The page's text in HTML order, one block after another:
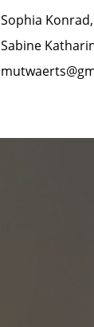
Sophia
Sabine